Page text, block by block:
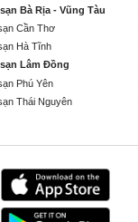
Bà Rịa - Vũng Tàu
Cần Thơ
Hà Tĩnh
Lâm Đồng
Phú Yên
Thái Nguyên